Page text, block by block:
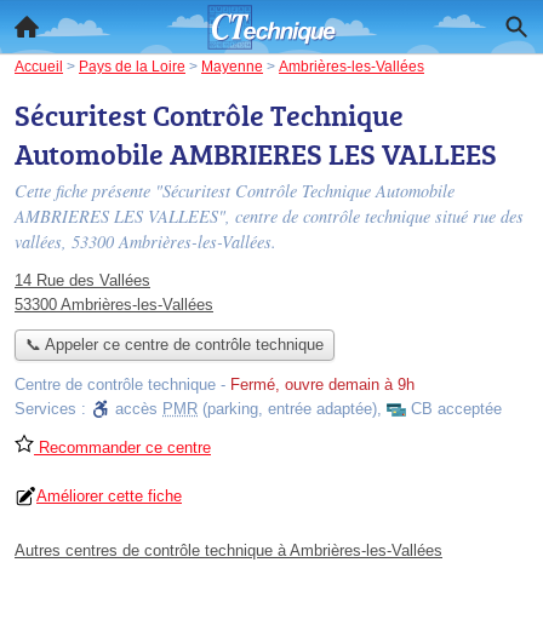
Accueil > Pays de la Loire > Mayenne > Ambrières-les-Vallées
Sécuritest Contrôle Technique
Automobile AMBRIERES LES VALLEES
Cette fiche présente "Sécuritest Contrôle Technique Automobile
AMBRIERES LES VALLEES", centre de contrôle technique situé rue des
vallées, 53300 Ambrières-les-Vallées.
14 Rue des Vallées
53300 Ambrières-les-Vallées
📞 Appeler ce centre de contrôle technique
Centre de contrôle technique - Fermé, ouvre demain à 9h
Services :
accès PMR (parking, entrée adaptée), CB acceptée
Recommander ce centre
Améliorer cette fiche
Autres centres de contrôle technique à Ambrières-les-Vallées